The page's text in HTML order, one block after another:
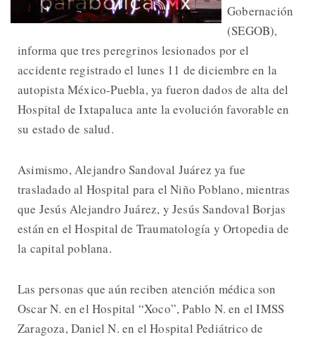
Gobernación
(SEGOB),
informa que tres peregrinos lesionados por el
accidente registrado el lunes 11 de diciembre en la
autopista México-Puebla, ya fueron dados de alta del
Hospital de Ixtapaluca ante la evolución favorable en
su estado de salud.
Asimismo, Alejandro Sandoval Juárez ya fue
trasladado al Hospital para el Niño Poblano, mientras
que Jesús Alejandro Juárez, y Jesús Sandoval Borjas
están en el Hospital de Traumatología y Ortopedia de
la capital poblana.
Las personas que aún reciben atención médica son
Oscar N. en el Hospital “Xoco”, Pablo N. en el IMSS
Zaragoza, Daniel N. en el Hospital Pediátrico de